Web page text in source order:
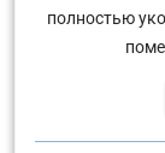
полностью